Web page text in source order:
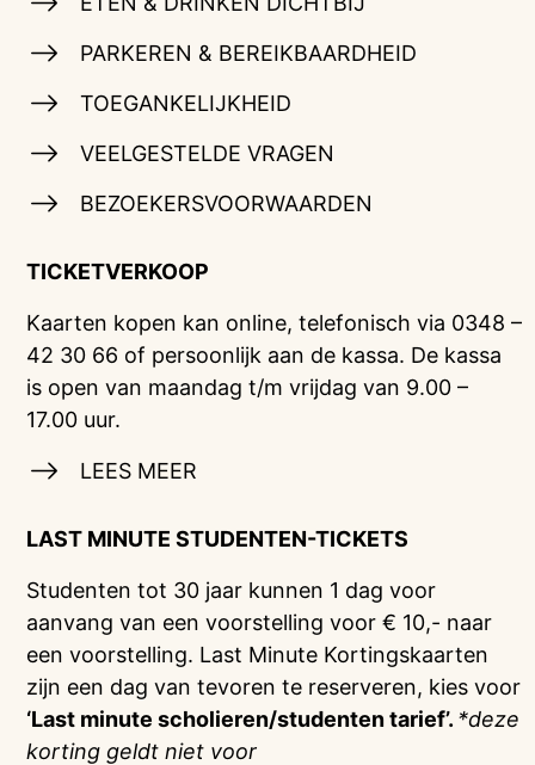
PARKEREN & BEREIKBAARDHEID
TOEGANKELIJKHEID
VEELGESTELDE VRAGEN
BEZOEKERSVOORWAARDEN
TICKETVERKOOP
Kaarten kopen kan online, telefonisch via 0348 –
42 30 66 of persoonlijk aan de kassa. De kassa
is open van maandag t/m vrijdag van 9.00 –
17.00 uur.
LEES MEER
LAST MINUTE STUDENTEN-TICKETS
Studenten tot 30 jaar kunnen 1 dag voor
aanvang van een voorstelling voor € 10,- naar
een voorstelling. Last Minute Kortingskaarten
zijn een dag van tevoren te reserveren, kies voor
‘Last minute scholieren/studenten tarief’. *deze
korting geldt niet voor